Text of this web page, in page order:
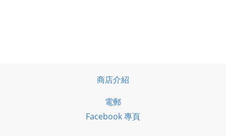
商店介紹
電郵
Facebook 專頁